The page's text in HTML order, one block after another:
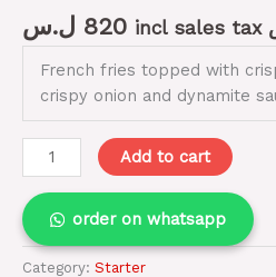
820 ل.س incl sales tax
French fries topped with
crispy onion and dynamite
Add to cart
order on whatsapp
Category: Starter